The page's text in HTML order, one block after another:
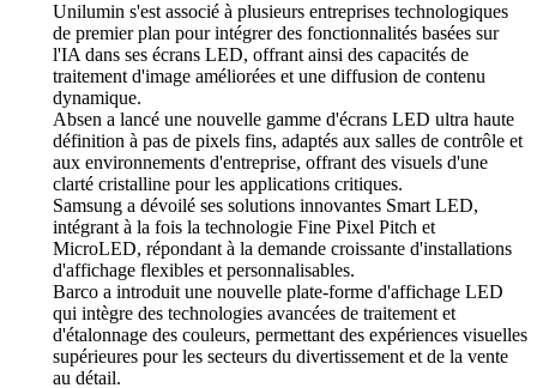
Unilumin s'est associé à plusieurs entreprises technologiques
de premier plan pour intégrer des fonctionnalités basées sur
l'IA dans ses écrans LED, offrant ainsi des capacités de
traitement d'image améliorées et une diffusion de contenu
dynamique.
Absen a lancé une nouvelle gamme d'écrans LED ultra haute
définition à pas de pixels fins, adaptés aux salles de contrôle et
aux environnements d'entreprise, offrant des visuels d'une
clarté cristalline pour les applications critiques.
Samsung a dévoilé ses solutions innovantes Smart LED,
intégrant à la fois la technologie Fine Pixel Pitch et
MicroLED, répondant à la demande croissante d'installations
d'affichage flexibles et personnalisables.
Barco a introduit une nouvelle plate-forme d'affichage LED
qui intègre des technologies avancées de traitement et
d'étalonnage des couleurs, permettant des expériences visuelles
supérieures pour les secteurs du divertissement et de la vente
au détail.